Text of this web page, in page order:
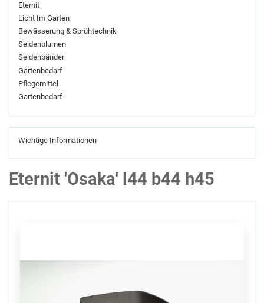
Eternit
Licht Im Garten
Bewässerung & Sprühtechnik
Seidenblumen
Seidenbänder
Gartenbedarf
Pflegemittel
Gartenbedarf
Wichtige Informationen
Eternit 'Osaka' l44 b44 h45